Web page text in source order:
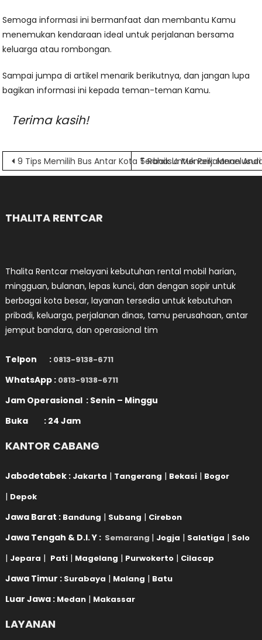
Semoga informasi ini bermanfaat dan membantu Kamu
menemukan kendaraan ideal untuk perjalanan bersama
keluarga atau rombongan.
Sampai jumpa di artikel menarik berikutnya, dan jangan lupa
bagikan informasi ini kepada teman-teman Kamu.
Terima kasih!
Navigasi
pos
9 Tips Memilih Bus Antar Kota Terbaik Untuk Perjalanan
5 Rahasia Menarik:
THALITA RENTCAR
Thalita Rentcar melayani kebutuhan rental mobil harian,
mingguan, bulanan, lepas kunci, dan dengan sopir untuk
berbagai kota besar, layanan tersedia untuk kebutuhan
pribadi, keluarga, perjalanan dinas, tamu perusahaan, antar
jemput bandara, dan operasional tim
Telpon : 0813-9138-6711
WhatsApp : 0813-9138-6711
Jam Operasional : Senin – Minggu
Buka : 24 Jam
KANTOR CABANG
Jabodetabek : Jakarta | Tangerang | Bekasi | Bogor
| Depok
Jawa Barat : Bandung | Subang | Cirebon
Jawa Tengah & D.I. Y : Semarang | Jogja | Salatiga | Solo
| Jepara | Pati | Magelang | Purwokerto | Cilacap
Jawa Timur : Surabaya | Malang | Batu
Luar Jawa : Medan | Makassar
LAYANAN